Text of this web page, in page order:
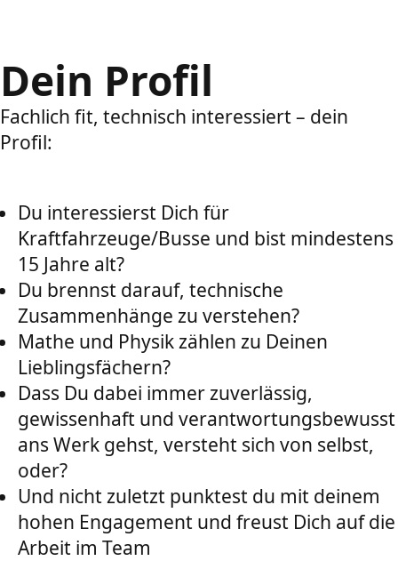
Dein Profil
Fachlich fit, technisch interessiert – dein
Profil:
Du interessierst Dich für
Kraftfahrzeuge/Busse und bist mindestens
15 Jahre alt?
Du brennst darauf, technische
Zusammenhänge zu verstehen?
Mathe und Physik zählen zu Deinen
Lieblingsfächern?
Dass Du dabei immer zuverlässig,
gewissenhaft und verantwortungsbewusst
ans Werk gehst, versteht sich von selbst,
oder?
Und nicht zuletzt punktest du mit deinem
hohen Engagement und freust Dich auf die
Arbeit im Team